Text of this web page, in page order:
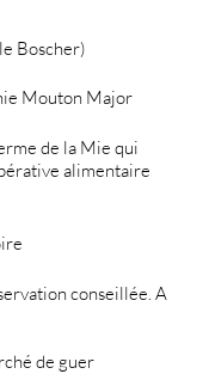
Boscher)
Mouton Major
de la Mie qui
alimentaire
conseillée. A
de guer